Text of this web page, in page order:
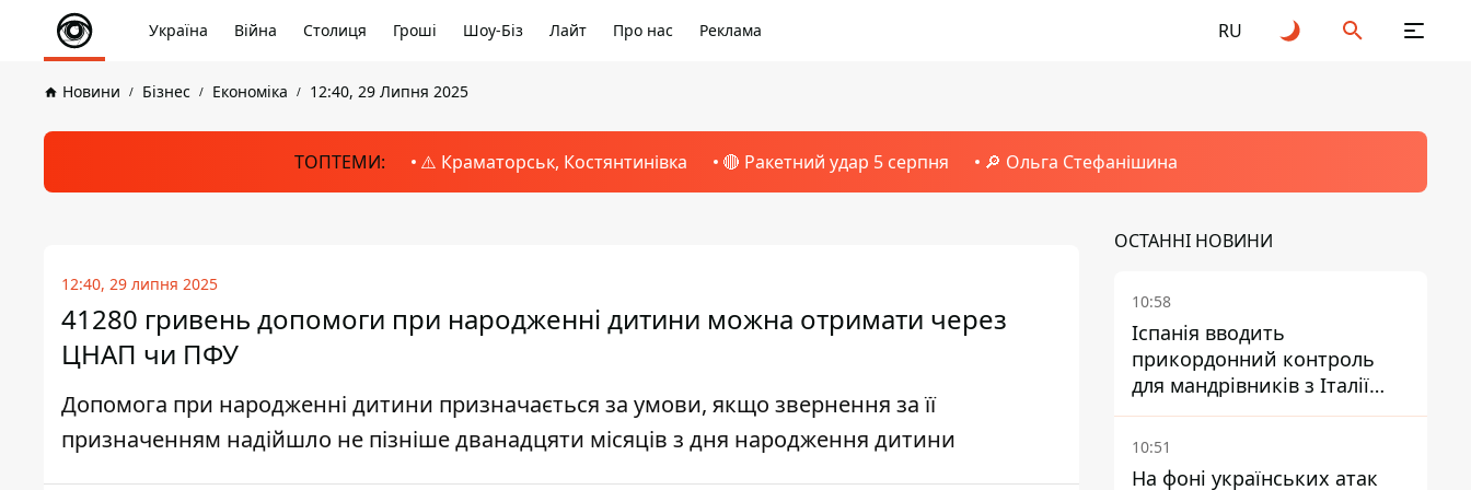
Україна Війна Столиця Гроші Шоу-Біз Лайт Про нас Реклама RU
Новини Бізнес Економіка 12:40, 29 Липня 2025
ТОПТЕМИ: ⚠️ Краматорськ, Костянтинівка 🔴 Ракетний удар 5 серпня 🔎 Ольга Стефанішина
12:40, 29 липня 2025
41280 гривень допомоги при народженні дитини можна отримати через
ЦНАП чи ПФУ
Допомога при народженні дитини призначається за умови, якщо звернення за її
призначенням надійшло не пізніше дванадцяти місяців з дня народження дитини
ОСТАННІ НОВИНИ
10:58
Іспанія вводить
прикордонний контроль
для мандрівників з Італії
через міграційний конфлікт
10:51
На фоні українських атак